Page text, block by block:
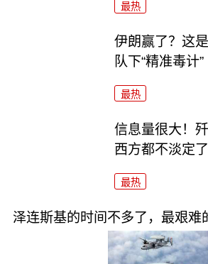
最热
伊朗赢了？这
队下“精准毒计”
最热
信息量很大！
西方都不淡定了
最热
泽连斯基的时间不多了，最艰难